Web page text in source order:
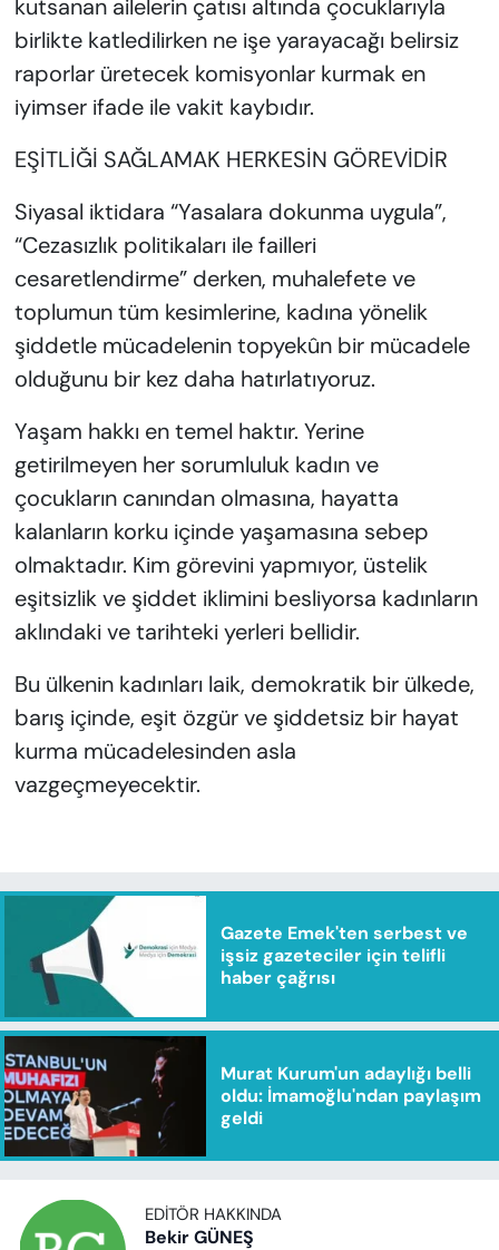
kutsanan ailelerin çatısı altında çocuklarıyla
birlikte katledilirken ne işe yarayacağı belirsiz
raporlar üretecek komisyonlar kurmak en
iyimser ifade ile vakit kaybıdır.
EŞİTLİĞİ SAĞLAMAK HERKESİN GÖREVİDİR
Siyasal iktidara “Yasalara dokunma uygula”,
“Cezasızlık politikaları ile failleri
cesaretlendirme” derken, muhalefete ve
toplumun tüm kesimlerine, kadına yönelik
şiddetle mücadelenin topyekûn bir mücadele
olduğunu bir kez daha hatırlatıyoruz.
Yaşam hakkı en temel haktır. Yerine
getirilmeyen her sorumluluk kadın ve
çocukların canından olmasına, hayatta
kalanların korku içinde yaşamasına sebep
olmaktadır. Kim görevini yapmıyor, üstelik
eşitsizlik ve şiddet iklimini besliyorsa kadınların
aklındaki ve tarihteki yerleri bellidir.
Bu ülkenin kadınları laik, demokratik bir ülkede,
barış içinde, eşit özgür ve şiddetsiz bir hayat
kurma mücadelesinden asla
vazgeçmeyecektir.
Gazete Emek'ten serbest ve
işsiz gazeteciler için telifli
haber çağrısı
Murat Kurum'un adaylığı belli
oldu: İmamoğlu'ndan paylaşım
geldi
EDITÖR HAKKINDA
Bekir GÜNEŞ